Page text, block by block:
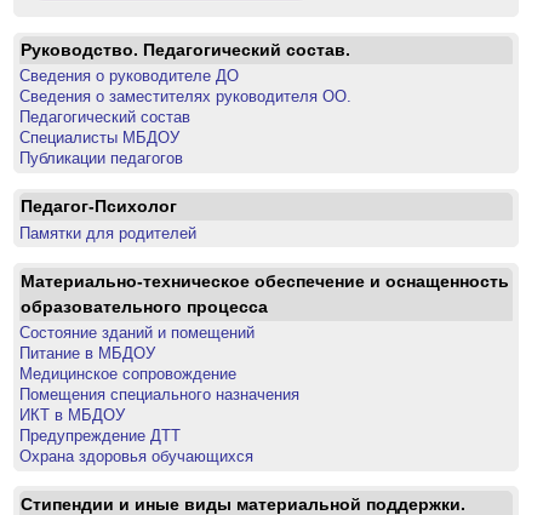
Руководство. Педагогический состав.
Сведения о руководителе ДО
Сведения о заместителях руководителя ОО.
Педагогический состав
Специалисты МБДОУ
Публикации педагогов
Педагог-Психолог
Памятки для родителей
Материально-техническое обеспечение и оснащенность
образовательного процесса
Состояние зданий и помещений
Питание в МБДОУ
Медицинское сопровождение
Помещения специального назначения
ИКТ в МБДОУ
Предупреждение ДТТ
Охрана здоровья обучающихся
Стипендии и иные виды материальной поддержки.